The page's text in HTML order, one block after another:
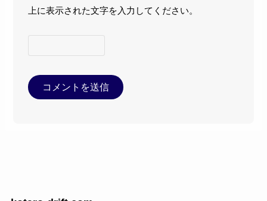
上に表示された文字を入力してください。